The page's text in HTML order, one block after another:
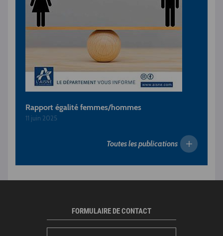
Rapport égalité femmes/hommes
11 juin 2025
Toutes les publications
FORMULAIRE DE CONTACT